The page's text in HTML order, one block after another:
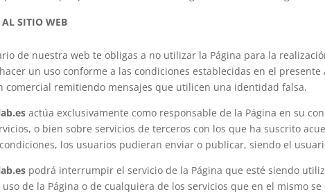
AL SITIO WEB
de nuestra web te obligas a no utilizar la Página para la
un uso conforme a las condiciones establecidas en el
comercial remitiendo mensajes que utilicen una identidad falsa.
actúa exclusivamente como responsable de la Página en su
o bien sobre servicios de terceros con los que ha suscrito
los usuarios pudieran enviar o publicar, siendo el
podrá interrumpir el servicio de la Página que esté siendo
de la Página o de cualquiera de los servicios que en el mismo